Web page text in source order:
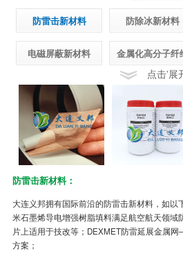
防雷击新材料 防除冰新材料
电磁屏蔽新材料 金属化高分子纤
点击'展
防雷击新材料：
大连义邦拥有国际前沿的防雷击新材料，如以
米石墨烯导电增强树脂填料满足航空航天领域
片上适用于技改等；DEXMET防雷延展金属
方案；